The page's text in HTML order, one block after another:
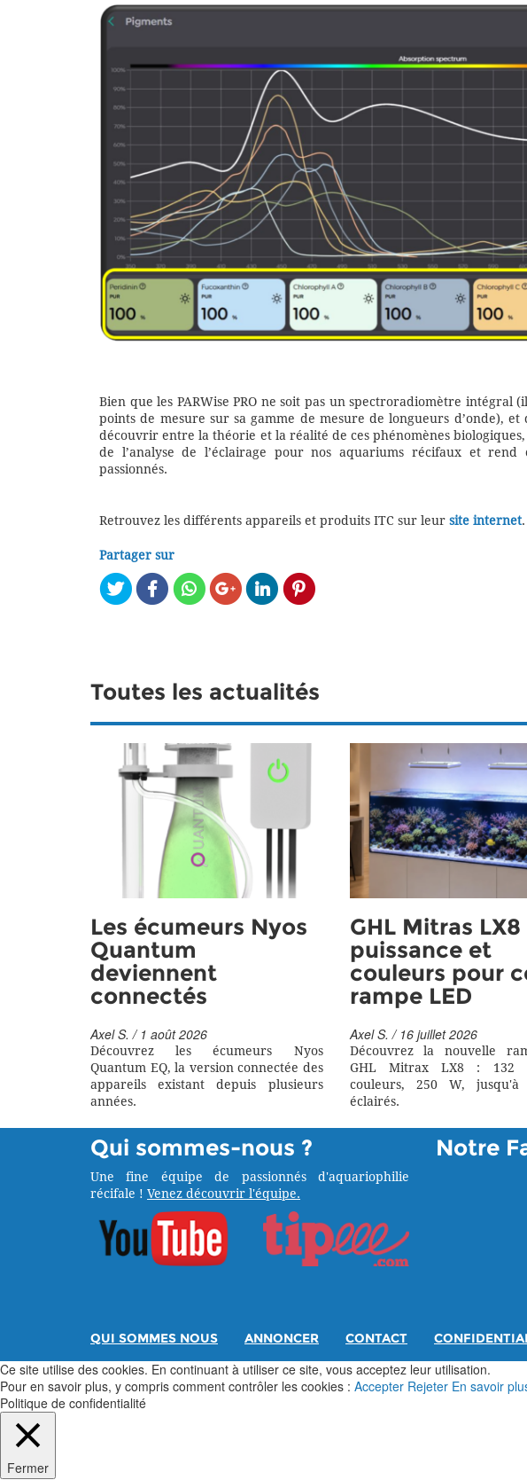
Bien que les PARWise PRO ne soit pas un spectroradiomètre
points de mesure sur sa gamme de mesure de longueurs d’onde), et
découvrir entre la théorie et la réalité de ces phénomènes
de l’analyse de l’éclairage pour nos aquariums récifaux et
passionnés.
Retrouvez les différents appareils et produits ITC sur leur site internet.
Partager sur
Toutes les actualités
Les écumeurs Nyos
Quantum
deviennent
connectés
Axel S. / 1 août 2026
Découvrez les écumeurs Nyos
Quantum EQ, la version connectée des
appareils existant depuis plusieurs
années.
GHL Mitras LX8
puissance et
couleurs pour
rampe LED
Axel S. / 16 juillet 2026
Découvrez la nouvelle
GHL Mitrax LX8 : 132
couleurs, 250 W,
éclairés.
Qui sommes-nous ?
Une fine équipe de passionnés d'aquariophilie
récifale ! Venez découvrir l'équipe.
Notre
QUI SOMMES NOUS ANNONCER CONTACT
Ce site utilise des cookies. En continuant à utiliser ce site, vous acceptez leur utilisation.
Pour en savoir plus, y compris comment contrôler les cookies : Accepter Rejeter En savoir
Politique de confidentialité
Fermer